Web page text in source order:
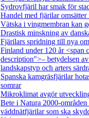
Sydrovfjäril har smak för
Handel med fjärilar
Vätska i vingmembran kan
Drastisk minskning av
Fjärilars spridning till nya
Finland under 120 år <span
description">– betydelsen
landskapstyp och arters
Spanska kamgräsfjärilar
somrar
Mikroklimat avgör
Bete i Natura 2000-områden
väddnätfjärilar som ska